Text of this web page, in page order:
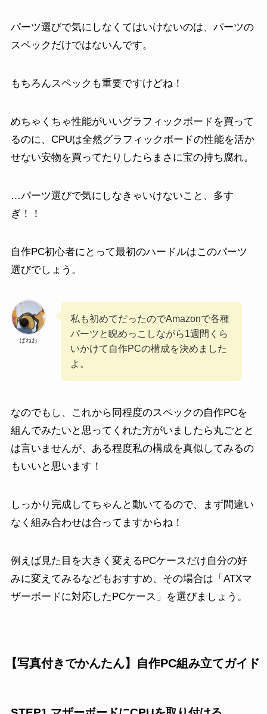
パーツ選びで気にしなくてはいけないのは、パーツの
スペックだけではないんです。
もちろんスペックも重要ですけどね！
めちゃくちゃ性能がいいグラフィックボードを買って
るのに、CPUは全然グラフィックボードの性能を活か
せない安物を買ってたりしたらまさに宝の持ち腐れ。
…パーツ選びで気にしなきゃいけないこと、多す
ぎ！！
自作PC初心者にとって最初のハードルはこのパーツ
選びでしょう。
ばねお
私も初めてだったのでAmazonで各種
パーツと睨めっこしながら1週間くら
いかけて自作PCの構成を決めました
よ。
なのでもし、これから同程度のスペックの自作PCを
組んでみたいと思ってくれた方がいましたら丸ごとと
は言いませんが、ある程度私の構成を真似してみるの
もいいと思います！
しっかり完成してちゃんと動いてるので、まず間違い
なく組み合わせは合ってますからね！
例えば見た目を大きく変えるPCケースだけ自分の好
みに変えてみるなどもおすすめ、その場合は「ATXマ
ザーボードに対応したPCケース」を選びましょう。
【写真付きでかんたん】自作PC組み立てガイド